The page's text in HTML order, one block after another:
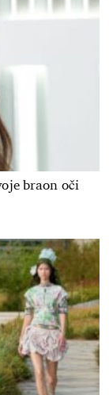
braon oči